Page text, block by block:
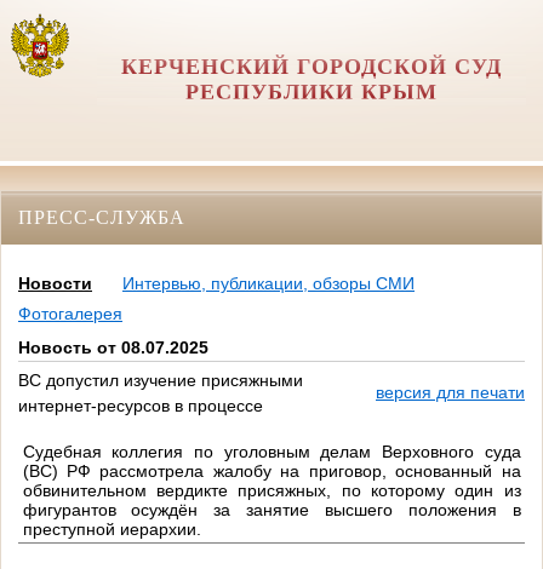
КЕРЧЕНСКИЙ ГОРОДСКОЙ СУД
РЕСПУБЛИКИ КРЫМ
ПРЕСС-СЛУЖБА
Новости
Интервью, публикации, обзоры СМИ
Фотогалерея
Новость от 08.07.2025
ВС допустил изучение присяжными
интернет-ресурсов в процессе
версия для печати
Судебная коллегия по уголовным делам Верховного суда
(ВС) РФ рассмотрела жалобу на приговор, основанный на
обвинительном вердикте присяжных, по которому один из
фигурантов осуждён за занятие высшего положения в
преступной иерархии.